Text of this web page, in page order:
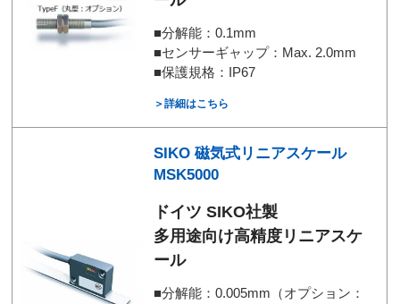
■分解能：0.1mm
■センサーギャップ：Max. 2.0mm
■保護規格：IP67
＞詳細はこちら
SIKO 磁気式リニアスケール
MSK5000
ドイツ SIKO社製
多用途向け高精度リニアスケ
ール
■分解能：0.005mm（オプション：